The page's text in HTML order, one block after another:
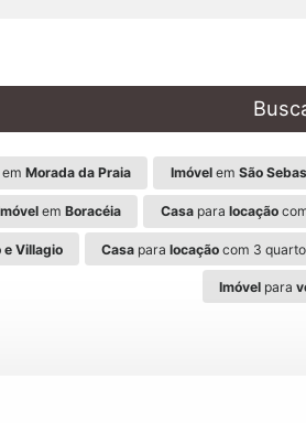
emMorada da Praia Imóvelem São
emBoracéia Casapara locação
e Villagio Casapara locaçãocom 3
Imóvelpara